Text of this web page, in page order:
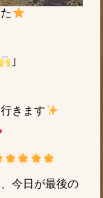
｣
きます
今日が最後の